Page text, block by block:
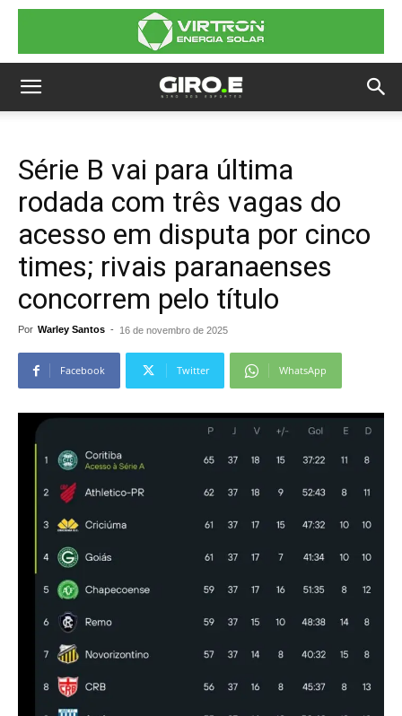
Série B vai para última
rodada com três vagas do
acesso em disputa por cinco
times; rivais paranaenses
concorrem pelo título
Por Warley Santos - 16 de novembro de 2025
Facebook Twitter WhatsApp